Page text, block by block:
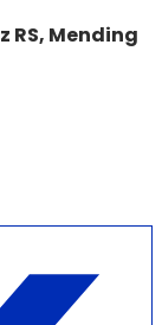
RS, Mending